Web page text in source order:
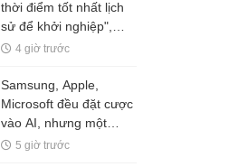
thời điểm tốt nhất lịch
sử để khởi nghiệp",
nhiều người thất bại chỉ
cũng hiểu nhưng ít khi
vượt qua được
4 giờ trước
Samsung, Apple,
Microsoft đều đặt cược
vào AI, nhưng một
nghịch lý đang xuất
5 giờ trước